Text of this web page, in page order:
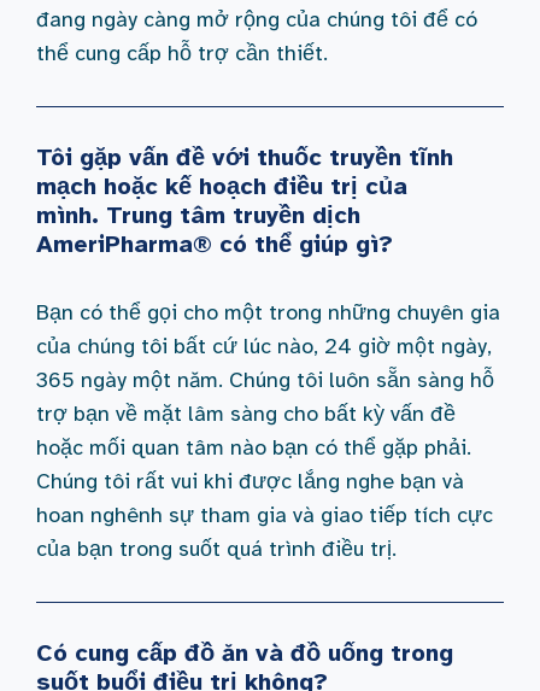
đang ngày càng mở rộng của chúng tôi để có
thể cung cấp hỗ trợ cần thiết.
Tôi gặp vấn đề với thuốc truyền tĩnh
mạch hoặc kế hoạch điều trị của
mình. Trung tâm truyền dịch
AmeriPharma® có thể giúp gì?
Bạn có thể gọi cho một trong những chuyên gia
của chúng tôi bất cứ lúc nào, 24 giờ một ngày,
365 ngày một năm. Chúng tôi luôn sẵn sàng hỗ
trợ bạn về mặt lâm sàng cho bất kỳ vấn đề
hoặc mối quan tâm nào bạn có thể gặp phải.
Chúng tôi rất vui khi được lắng nghe bạn và
hoan nghênh sự tham gia và giao tiếp tích cực
của bạn trong suốt quá trình điều trị.
Có cung cấp đồ ăn và đồ uống trong
suốt buổi điều trị không?